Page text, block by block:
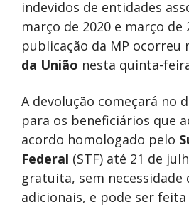
indevidos de entidades
março de 2020 e março de
publicação da MP ocorreu
da União nesta quinta-
A devolução começará no
para os beneficiários que
acordo homologado pelo
Federal (STF) até 21 de
gratuita, sem necessidade
adicionais, e pode ser